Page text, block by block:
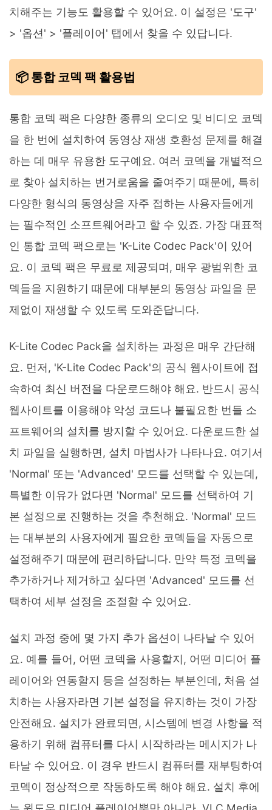
치해주는 기능도 활용할 수 있어요. 이 설정은 '도구'
> '옵션' > '플레이어' 탭에서 찾을 수 있답니다.
📦 통합 코덱 팩 활용법
통합 코덱 팩은 다양한 종류의 오디오 및 비디오 코덱
을 한 번에 설치하여 동영상 재생 호환성 문제를 해결
하는 데 매우 유용한 도구예요. 여러 코덱을 개별적으
로 찾아 설치하는 번거로움을 줄여주기 때문에, 특히
다양한 형식의 동영상을 자주 접하는 사용자들에게
는 필수적인 소프트웨어라고 할 수 있죠. 가장 대표적
인 통합 코덱 팩으로는 'K-Lite Codec Pack'이 있어
요. 이 코덱 팩은 무료로 제공되며, 매우 광범위한 코
덱들을 지원하기 때문에 대부분의 동영상 파일을 문
제없이 재생할 수 있도록 도와준답니다.
K-Lite Codec Pack을 설치하는 과정은 매우 간단해
요. 먼저, 'K-Lite Codec Pack'의 공식 웹사이트에 접
속하여 최신 버전을 다운로드해야 해요. 반드시 공식
웹사이트를 이용해야 악성 코드나 불필요한 번들 소
프트웨어의 설치를 방지할 수 있어요. 다운로드한 설
치 파일을 실행하면, 설치 마법사가 나타나요. 여기서
'Normal' 또는 'Advanced' 모드를 선택할 수 있는데,
특별한 이유가 없다면 'Normal' 모드를 선택하여 기
본 설정으로 진행하는 것을 추천해요. 'Normal' 모드
는 대부분의 사용자에게 필요한 코덱들을 자동으로
설정해주기 때문에 편리하답니다. 만약 특정 코덱을
추가하거나 제거하고 싶다면 'Advanced' 모드를 선
택하여 세부 설정을 조절할 수 있어요.
설치 과정 중에 몇 가지 추가 옵션이 나타날 수 있어
요. 예를 들어, 어떤 코덱을 사용할지, 어떤 미디어 플
레이어와 연동할지 등을 설정하는 부분인데, 처음 설
치하는 사용자라면 기본 설정을 유지하는 것이 가장
안전해요. 설치가 완료되면, 시스템에 변경 사항을 적
용하기 위해 컴퓨터를 다시 시작하라는 메시지가 나
타날 수 있어요. 이 경우 반드시 컴퓨터를 재부팅하여
코덱이 정상적으로 작동하도록 해야 해요. 설치 후에